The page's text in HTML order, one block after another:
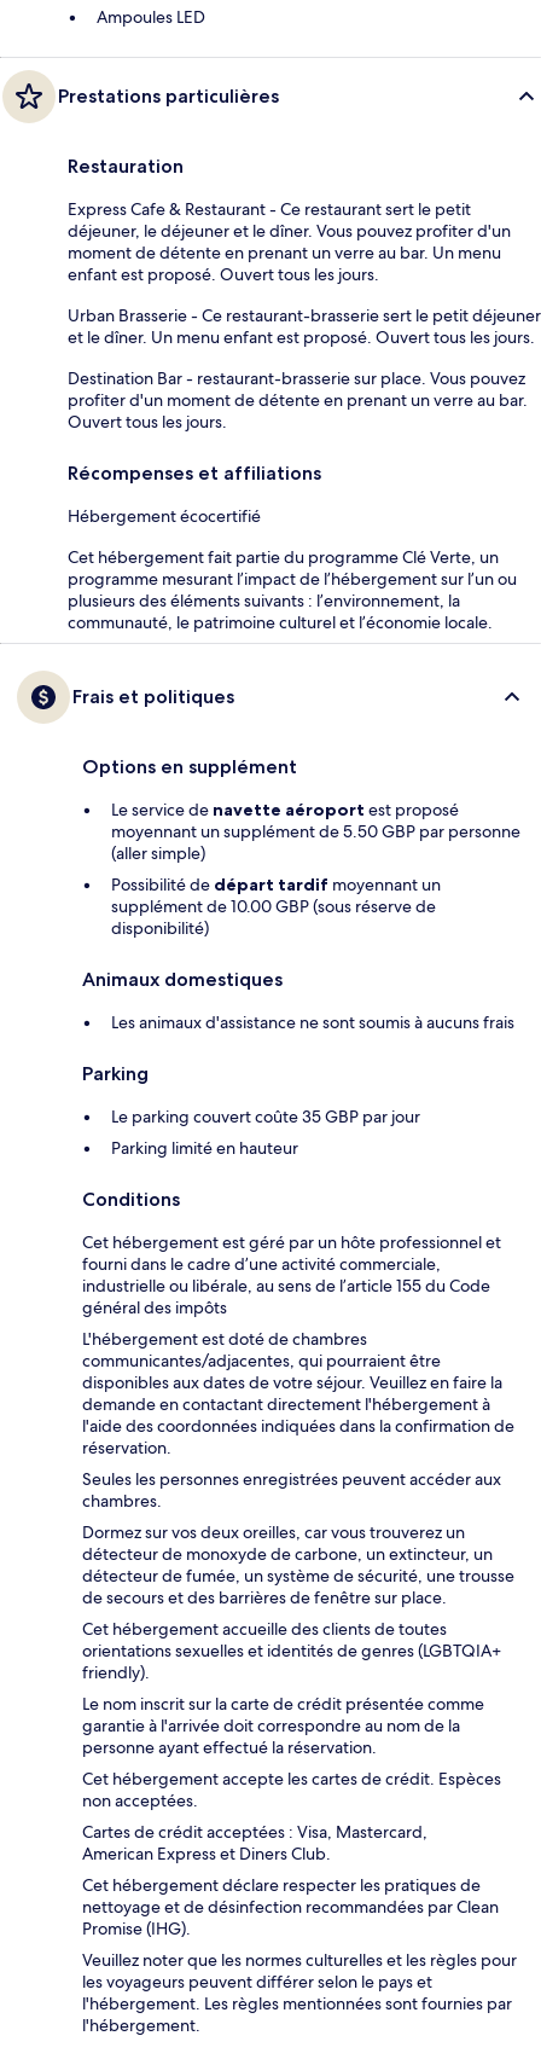
Ampoules LED
Prestations particulières
Restauration
Express Cafe & Restaurant - Ce restaurant sert le petit
déjeuner, le déjeuner et le dîner. Vous pouvez profiter d'un
moment de détente en prenant un verre au bar. Un menu
enfant est proposé. Ouvert tous les jours.
Urban Brasserie - Ce restaurant-brasserie sert le petit déjeuner
et le dîner. Un menu enfant est proposé. Ouvert tous les jours.
Destination Bar - restaurant-brasserie sur place. Vous pouvez
profiter d'un moment de détente en prenant un verre au bar.
Ouvert tous les jours.
Récompenses et affiliations
Hébergement écocertifié
Cet hébergement fait partie du programme Clé Verte, un
programme mesurant l’impact de l’hébergement sur l’un ou
plusieurs des éléments suivants : l’environnement, la
communauté, le patrimoine culturel et l’économie locale.
Frais et politiques
Options en supplément
Le service de navette aéroport est proposé
moyennant un supplément de 5.50 GBP par personne
(aller simple)
Possibilité de départ tardif moyennant un
supplément de 10.00 GBP (sous réserve de
disponibilité)
Animaux domestiques
Les animaux d'assistance ne sont soumis à aucuns frais
Parking
Le parking couvert coûte 35 GBP par jour
Parking limité en hauteur
Conditions
Cet hébergement est géré par un hôte professionnel et
fourni dans le cadre d’une activité commerciale,
industrielle ou libérale, au sens de l’article 155 du Code
général des impôts
L'hébergement est doté de chambres
communicantes/adjacentes, qui pourraient être
disponibles aux dates de votre séjour. Veuillez en faire la
demande en contactant directement l'hébergement à
l'aide des coordonnées indiquées dans la confirmation de
réservation.
Seules les personnes enregistrées peuvent accéder aux
chambres.
Dormez sur vos deux oreilles, car vous trouverez un
détecteur de monoxyde de carbone, un extincteur, un
détecteur de fumée, un système de sécurité, une trousse
de secours et des barrières de fenêtre sur place.
Cet hébergement accueille des clients de toutes
orientations sexuelles et identités de genres (LGBTQIA+
friendly).
Le nom inscrit sur la carte de crédit présentée comme
garantie à l'arrivée doit correspondre au nom de la
personne ayant effectué la réservation.
Cet hébergement accepte les cartes de crédit. Espèces
non acceptées.
Cartes de crédit acceptées : Visa, Mastercard,
American Express et Diners Club.
Cet hébergement déclare respecter les pratiques de
nettoyage et de désinfection recommandées par Clean
Promise (IHG).
Veuillez noter que les normes culturelles et les règles pour
les voyageurs peuvent différer selon le pays et
l'hébergement. Les règles mentionnées sont fournies par
l'hébergement.